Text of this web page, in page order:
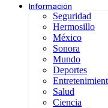
Información
Seguridad
Hermosillo
México
Sonora
Mundo
Deportes
Salud
Ciencia